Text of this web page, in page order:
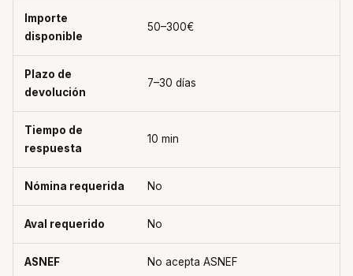
Importe
disponible
50–300€
Plazo de
devolución
7–30 días
Tiempo de
respuesta
10 min
Nómina requerida No
Aval requerido No
ASNEF No acepta ASNEF